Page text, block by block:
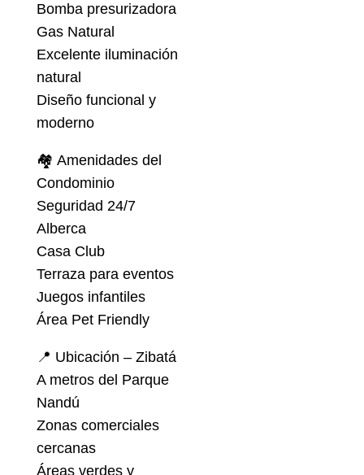
Bomba presurizadora
Gas Natural
Excelente iluminación
natural
Diseño funcional y
moderno
🏘 Amenidades del
Condominio
Seguridad 24/7
Alberca
Casa Club
Terraza para eventos
Juegos infantiles
Área Pet Friendly
📍 Ubicación – Zibatá
A metros del Parque
Nandú
Zonas comerciales
cercanas
Áreas verdes y